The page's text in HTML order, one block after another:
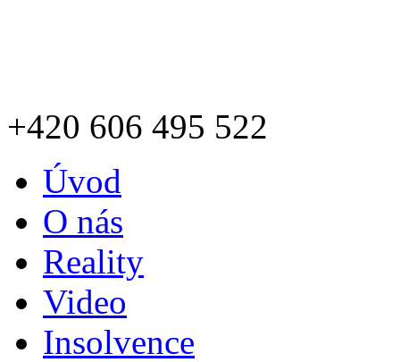
+420 606 495 522
Úvod
O nás
Reality
Video
Insolvence